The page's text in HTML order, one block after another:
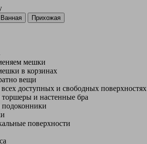
мешки
в корзинах
вещи
доступных и свободных поверхностях
и настенные бра
поверхности